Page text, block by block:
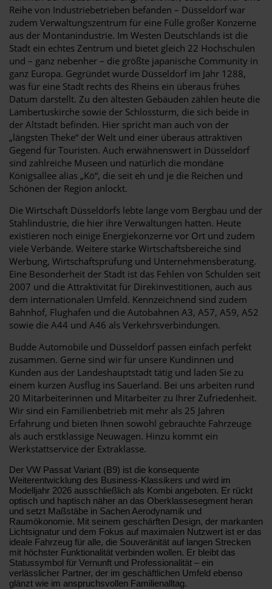
Reihe von Industriebetrieben befanden – Düsseldorf war
zudem Verwaltungszentrum für eine Fülle großer Konzerne
aus der Montanindustrie. Im Westen Deutschlands ist die
Stadt ein echtes Zentrum und bietet gleich 22 Hochschulen
und – ganz nebenher – die größte japanische Community in
ganz Europa. Gegründet wurde Düsseldorf im Jahr 1288,
was für eine Stadt rechts des Rheins ein überaus frühes
Datum darstellt. Zu den ältesten Gebäuden zählen heute die
Lambertuskirche sowie der Schlossturm, die sich beide in
der Altstadt befinden. Hier spricht man auch von der
„längsten Theke“ der Welt und einer überaus attraktiven
Gegend für Touristen. Auch erwähnenswert in Düsseldorf
sind zahlreiche Museen und natürlich die mondäne
Königsallee alias „Kö“, die seit eh und je die Reichen und
Schönen der Region anlockt.
Die Wirtschaft Düsseldorfs lebte lange vom Bergbau und der
Stahlindustrie, die hier ihre Verwaltungen hatten. Heute
existieren noch einige Energiekonzerne vor Ort und zudem
viele Verbände. Weitere starke Wirtschaftsbereiche sind
Werbung, Wirtschaftsprüfung und Unternehmensberatung.
Eine Besonderheit der Stadt ist das Fehlen von Schulden seit
2007 und die Attraktivität für Direkinvestitionen, auch aus
dem internationalen Umfeld. Kennzeichnend sind zudem
Bahnhof, Flughafen und die Autobahnen A3, A57, A59, A52
sowie die A44 und A46 als Verkehrsverbindungen.
Budde Automobile und Düsseldorf passen einfach perfekt
zusammen. Gerne sind wir für unsere Kundinnen und
Kunden aus der Landeshauptstadt tätig und laden Sie zu
einem kurzen Ausflug ins Sauerland. Bei uns arbeiten rund
20 Mitarbeiterinnen und Mitarbeiter zu Ihrer Zufriedenheit.
Wir sind ein Familienbetrieb mit mehr als 25 Jahren
Erfahrung und bieten Ihnen sowohl gebrauchte Fahrzeuge
als auch erstklassige Neuwagen. Hinzu kommt ein
Werkstattservice der Extraklasse.
Der VW Passat Variant (B9) ist die konsequente
Weiterentwicklung des Business-Klassikers und wird im
Modelljahr 2026 ausschließlich als Kombi angeboten. Er rückt
optisch und haptisch näher an das Oberklassesegment heran
und setzt Maßstäbe in Sachen Aerodynamik und
Raumökonomie. Mit seinem geschärften Design, der markanten
Lichtsignatur und dem Fokus auf maximalen Nutzwert ist er das
ideale Fahrzeug für alle, die Souveränität auf langen Strecken
mit höchster Funktionalität verbinden wollen. Er bleibt das
Statussymbol für Vernunft und Professionalität – ein
verlässlicher Partner, der im geschäftlichen Umfeld ebenso
glänzt wie im anspruchsvollen Familienalltag.